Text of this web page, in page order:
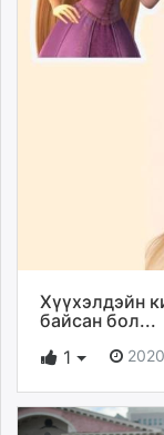
Хүүхэлдэйн
байсан бол...
1